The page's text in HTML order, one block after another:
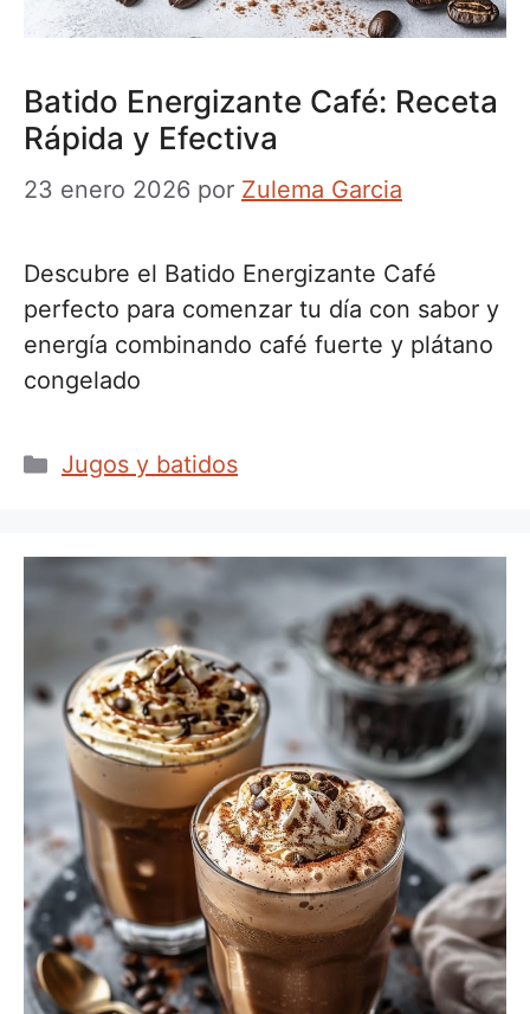
Batido Energizante Café: Receta
Rápida y Efectiva
23 enero 2026 por Zulema Garcia
Descubre el Batido Energizante Café
perfecto para comenzar tu día con sabor y
energía combinando café fuerte y plátano
congelado
Categorías
Jugos y batidos